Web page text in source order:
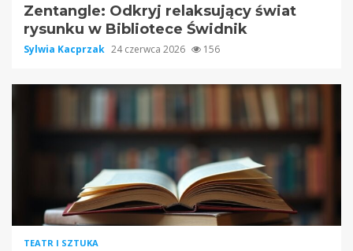
Zentangle: Odkryj relaksujący świat
rysunku w Bibliotece Świdnik
Sylwia Kacprzak 24 czerwca 2026 156
TEATR I SZTUKA